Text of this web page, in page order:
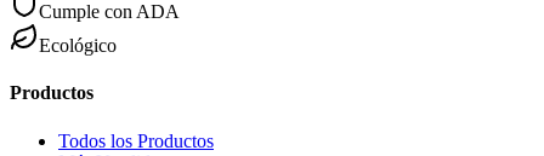
Cumple con ADA
Ecológico
Productos
Todos los Productos